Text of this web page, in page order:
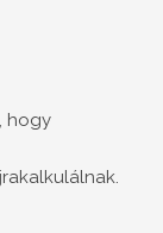
hogy